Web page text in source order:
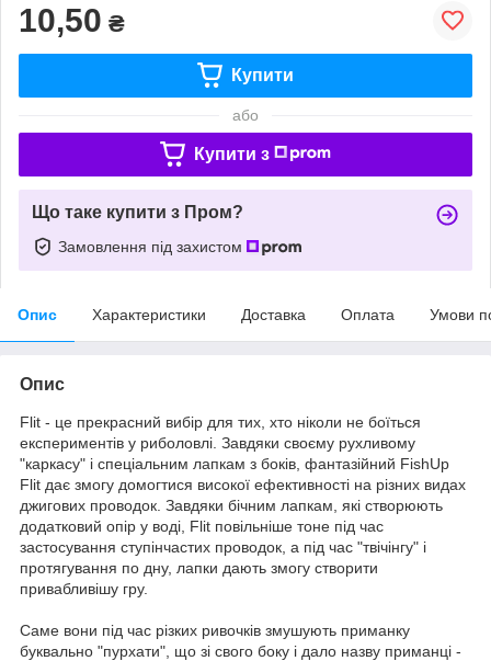
10,50 ₴
Купити
або
Купити з
Що таке купити з Пром?
Замовлення під захистом
Опис Характеристики Доставка Оплата Умови
Опис
Flit - це прекрасний вибір для тих, хто ніколи не боїться
експериментів у риболовлі. Завдяки своєму рухливому
"каркасу" і спеціальним лапкам з боків, фантазійний FishUp
Flit дає змогу домогтися високої ефективності на різних видах
джигових проводок. Завдяки бічним лапкам, які створюють
додатковий опір у воді, Flit повільніше тоне під час
застосування ступінчастих проводок, а під час "твічінгу" і
протягування по дну, лапки дають змогу створити
привабливішу гру.
Саме вони під час різких ривочків змушують приманку
буквально "пурхати", що зі свого боку і дало назву приманці -